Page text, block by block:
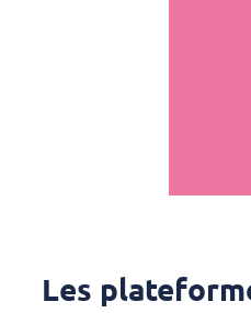
Les